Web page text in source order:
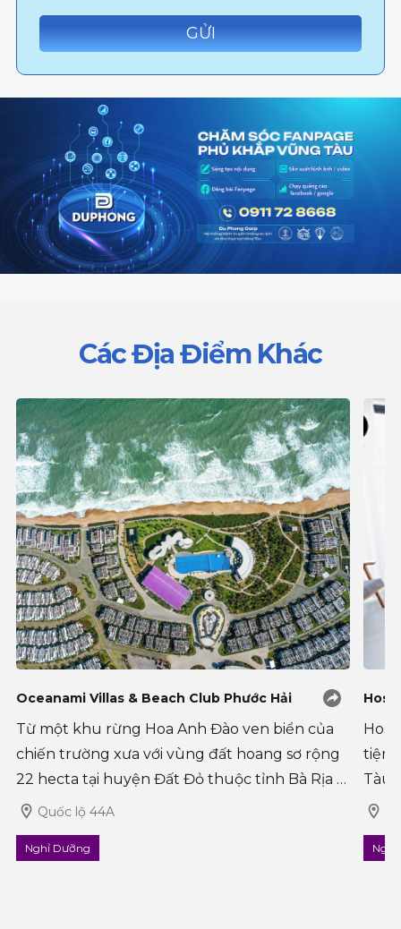
Các Địa Điểm Khác
Oceanami Villas & Beach Club Phước Hải
Từ một khu rừng Hoa Anh Đào ven biển của
chiến trường xưa với vùng đất hoang sơ rộng
22 hecta tại huyện Đất Đỏ thuộc tỉnh Bà Rịa –
Vũng Tàu. Vào năm 2010 một dự án du lịch
Quốc lộ 44A
Nghỉ Dưỡng
tiện
Tàu
tiện
Nghỉ